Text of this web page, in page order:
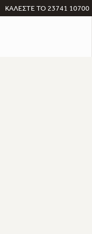
ΚΑΛΕΣΤΕ ΤΟ 23741 10700